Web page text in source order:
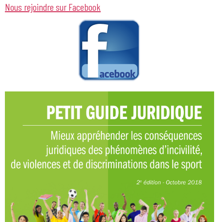
Nous rejoindre sur Facebook